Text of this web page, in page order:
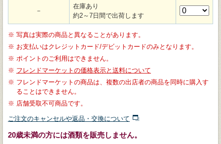
－
在庫あり
約2～7日間で出荷します
※ 写真は実際の商品と異なることがあります。
※ お支払いはクレジットカード/デビットカードのみとなります。
※ ポイントのご利用はできません。
※ フレンドマーケットの価格表示と送料について
※ フレンドマーケットの商品は、複数の出店者の商品を同時に購入す
ることはできません。
※ 店舗受取不可商品です。
ご注文のキャンセルや返品・交換について
20歳未満の方には酒類を販売しません。